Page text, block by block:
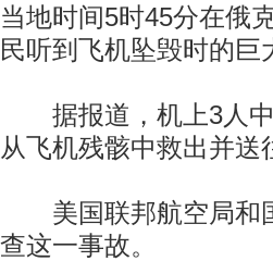
当地时间5时45分在俄
民听到飞机坠毁时的
据报道，机上3人中
从飞机残骸中救出并送
美国联邦航空局和
查这一事故。